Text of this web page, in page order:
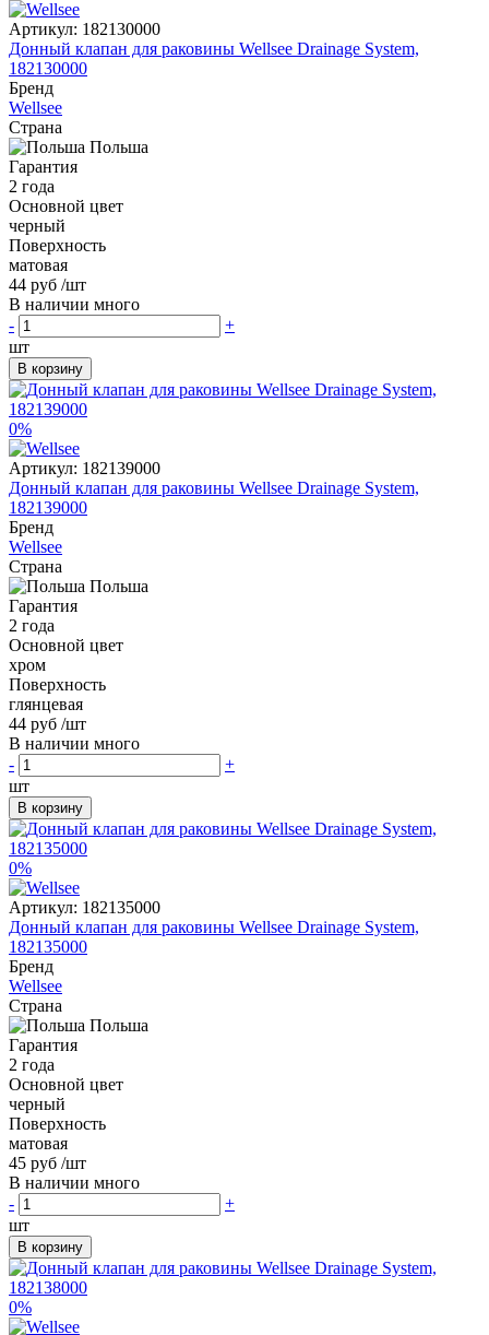
Артикул: 182130000
Донный клапан для раковины Wellsee Drainage System,
182130000
Бренд
Wellsee
Страна
Польша
Гарантия
2 года
Основной цвет
черный
Поверхность
матовая
44 руб /шт
В наличии много
-
+
шт
В корзину
0%
Артикул: 182139000
Донный клапан для раковины Wellsee Drainage System,
182139000
Бренд
Wellsee
Страна
Польша
Гарантия
2 года
Основной цвет
хром
Поверхность
глянцевая
44 руб /шт
В наличии много
-
+
шт
В корзину
0%
Артикул: 182135000
Донный клапан для раковины Wellsee Drainage System,
182135000
Бренд
Wellsee
Страна
Польша
Гарантия
2 года
Основной цвет
черный
Поверхность
матовая
45 руб /шт
В наличии много
-
+
шт
В корзину
0%